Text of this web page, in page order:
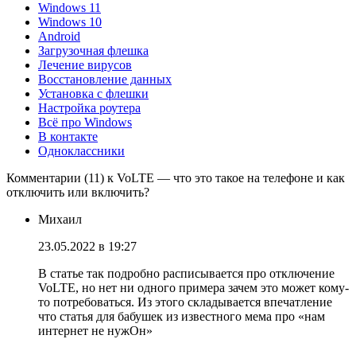
Windows 11
Windows 10
Android
Загрузочная флешка
Лечение вирусов
Восстановление данных
Установка с флешки
Настройка роутера
Всё про Windows
В контакте
Одноклассники
Комментарии (11) к VoLTE — что это такое на телефоне и как
отключить или включить?
Михаил
23.05.2022 в 19:27
В статье так подробно расписывается про отключение
VoLTE, но нет ни одного примера зачем это может кому-
то потребоваться. Из этого складывается впечатление
что статья для бабушек из известного мема про «нам
интернет не нужОн»